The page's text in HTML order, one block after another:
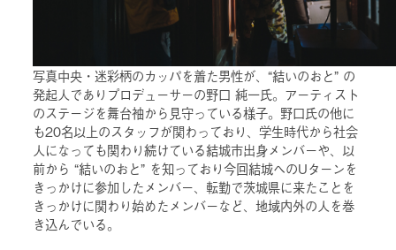
写真中央・迷彩柄のカッパを着た男性が、“結いのおと” の
発起人でありプロデューサーの野口 純一氏。アーティスト
のステージを舞台袖から見守っている様子。野口氏の他に
も20名以上のスタッフが関わっており、学生時代から社会
人になっても関わり続けている結城市出身メンバーや、以
前から “結いのおと” を知っており今回結城へのUターンを
きっかけに参加したメンバー、転勤で茨城県に来たことを
きっかけに関わり始めたメンバーなど、地域内外の人を巻
き込んでいる。